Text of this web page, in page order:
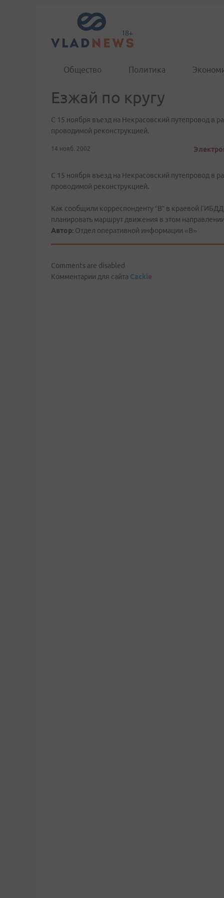
Общество Политика
Езжай по кругу
С 15 ноября въезд на Некрасовский путепровод в
проводимой реконструкцией.
14 нояб. 2002
С 15 ноября въезд на Некрасовский путепровод в
проводимой реконструкцией.
Как сообщили корреспонденту “В” в краевой
планировать маршрут движения в этом
Автор: Отдел оперативной информации «В»
Comments are disabled
Комментарии для сайта Cackle